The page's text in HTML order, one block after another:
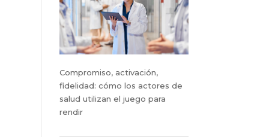
Compromiso, activación,
fidelidad: cómo los actores de
salud utilizan el juego para
rendir